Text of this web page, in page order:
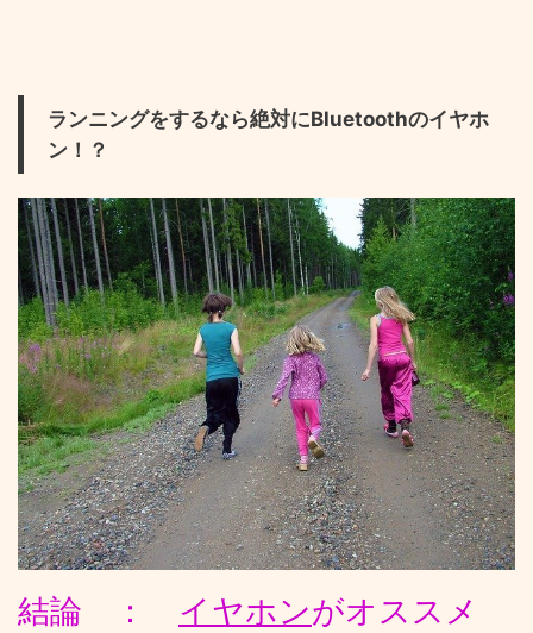
ランニングをするなら絶対にBluetoothのイヤホ
ン！？
結論 ： イヤホンがオススメ